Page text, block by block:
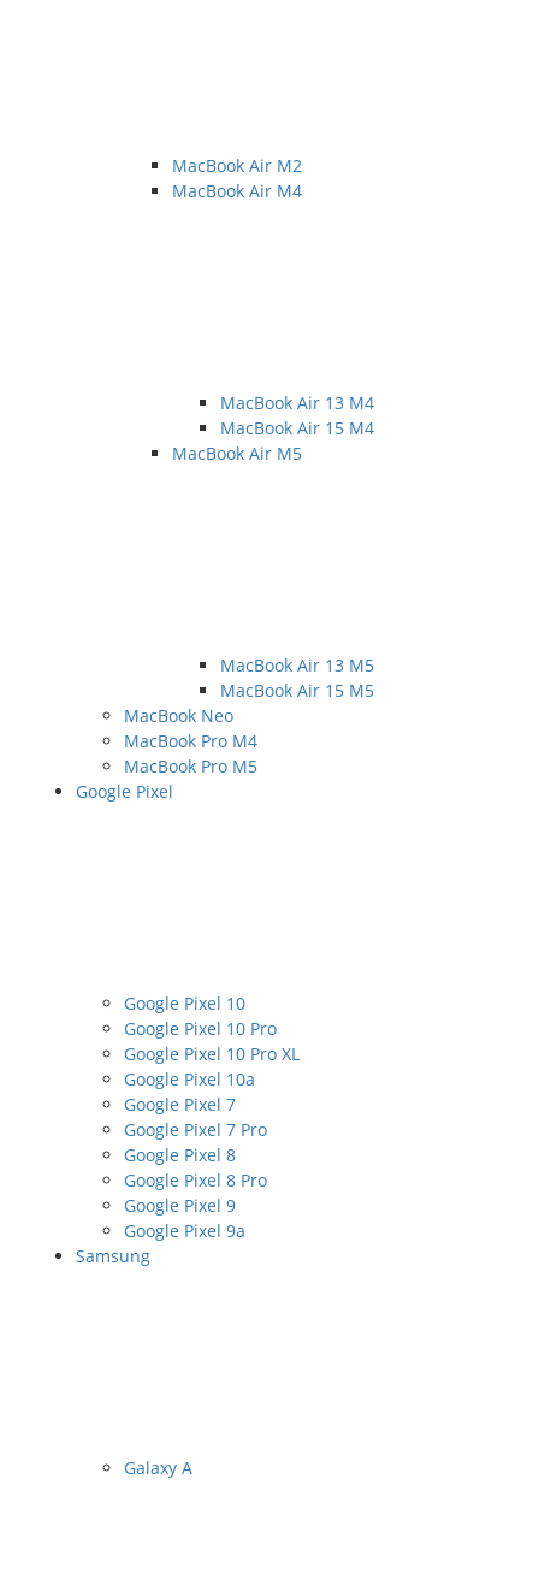
MacBook Air M2
MacBook Air M4
MacBook Air 13 M4
MacBook Air 15 M4
MacBook Air M5
MacBook Air 13 M5
MacBook Air 15 M5
MacBook Neo
MacBook Pro M4
MacBook Pro M5
Google Pixel
Google Pixel 10
Google Pixel 10 Pro
Google Pixel 10 Pro XL
Google Pixel 10a
Google Pixel 7
Google Pixel 7 Pro
Google Pixel 8
Google Pixel 8 Pro
Google Pixel 9
Google Pixel 9a
Samsung
Galaxy A